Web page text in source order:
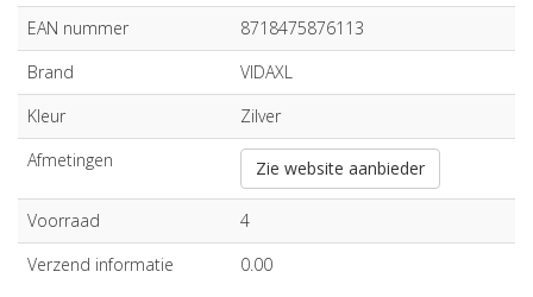
EAN nummer
8718475876113
Brand
VIDAXL
Kleur
Zilver
Afmetingen
Zie website aanbieder
Voorraad
4
Verzend informatie
0.00